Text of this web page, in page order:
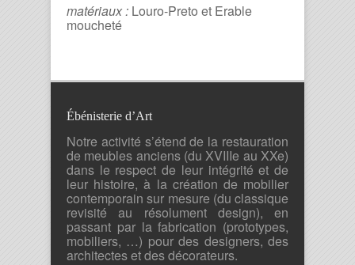
matériaux : Louro-Preto et Erable
moucheté
Ébénisterie d’Art
Notre activité s’étend de la restauration
de meubles anciens (du XVIIIe au XXe)
dans le respect de leur intégrité et de
leur histoire, à la création de mobilier
contemporain sur mesure (du classique
revisité au résolument design), en
passant par la fabrication (prototypes,
mobiliers, …) pour des designers, des
architectes et des décorateurs.